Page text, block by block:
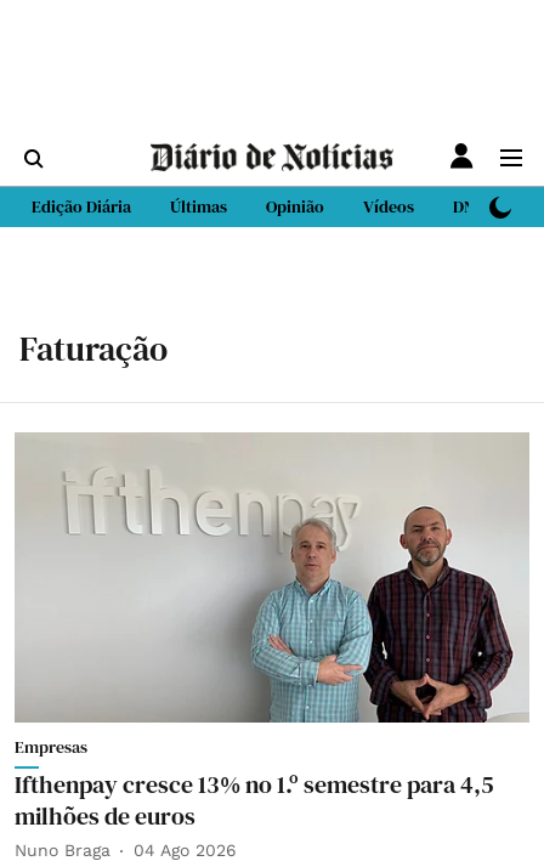
Edição Diária Últimas Opinião Vídeos DN Sport
Faturação
Empresas
Ifthenpay cresce 13% no 1.º semestre para 4,5
milhões de euros
Nuno Braga 04 Ago 2026